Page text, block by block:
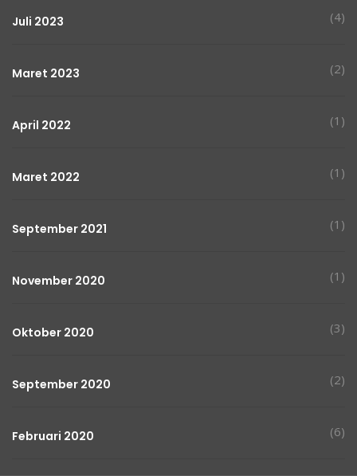
Juli 2023 (4)
Maret 2023 (2)
April 2022 (1)
Maret 2022 (1)
September 2021 (1)
November 2020 (1)
Oktober 2020 (3)
September 2020 (2)
Februari 2020 (6)